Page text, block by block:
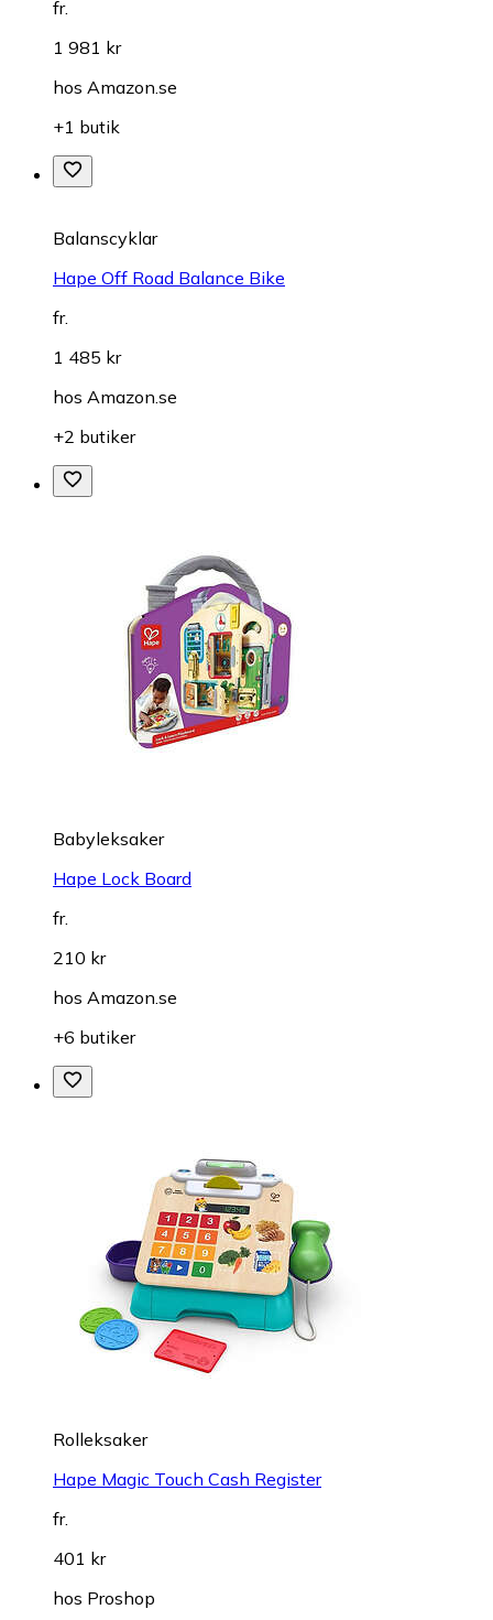
fr.
1 981 kr
hos Amazon.se
+1 butik
Balanscyklar
Hape Off Road Balance Bike
fr.
1 485 kr
hos Amazon.se
+2 butiker
Babyleksaker
Hape Lock Board
fr.
210 kr
hos Amazon.se
+6 butiker
Rolleksaker
Hape Magic Touch Cash Register
fr.
401 kr
hos Proshop